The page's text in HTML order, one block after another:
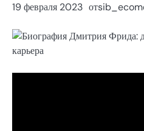
19 февраля 2023 от